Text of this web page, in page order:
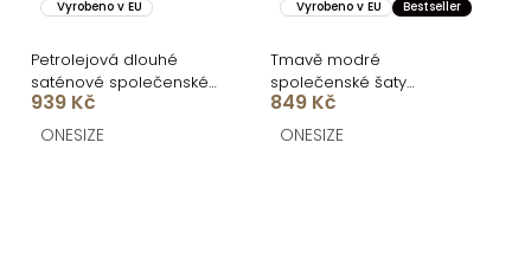
Vyrobeno v EU
Petrolejová dlouhé
saténové společenské
šaty ORIXY s výstřihem
939 Kč
ONESIZE
Vyrobeno v EU Bestseller
Tmavě modré
společenské šaty
FIAMMAR na jedno
rameno
849 Kč
ONESIZE